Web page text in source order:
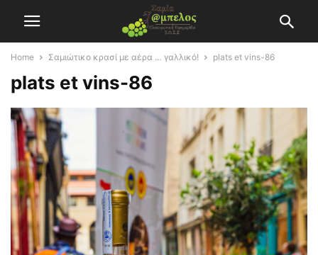
Home Σαμιώτικο κρασί με αέρα … γαλλικό! plats et vins-86
plats et vins-86